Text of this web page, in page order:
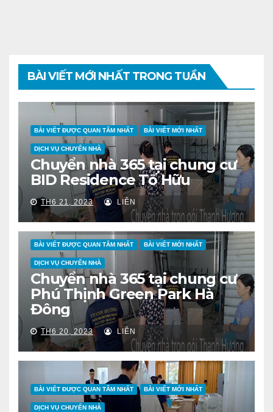
BÀI VIẾT MỚI NHẤT TRONG TUẦN
BÀI VIẾT ĐƯỢC QUAN TÂM NHẤT BÀI VIẾT MỚI NHẤT
DỊCH VỤ CHUYỂN NHÀ
Chuyển nhà 365 tại chung cư
BID Residence Tố Hữu
TH6 21, 2023 LIÊN
BÀI VIẾT ĐƯỢC QUAN TÂM NHẤT BÀI VIẾT MỚI NHẤT
DỊCH VỤ CHUYỂN NHÀ
Chuyển nhà 365 tại chung cư
Phú Thịnh Green Park Hà
Đông
TH6 20, 2023 LIÊN
BÀI VIẾT ĐƯỢC QUAN TÂM NHẤT BÀI VIẾT MỚI NHẤT
DỊCH VỤ CHUYỂN NHÀ